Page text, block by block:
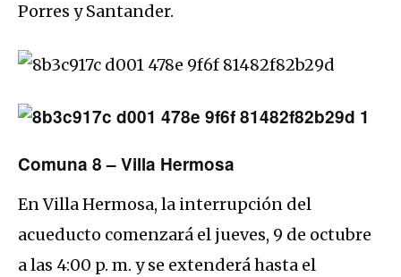
Porres y Santander.
Comuna 8 – Villa Hermosa
En Villa Hermosa, la interrupción del
acueducto comenzará el jueves, 9 de octubre
a las 4:00 p. m. y se extenderá hasta el